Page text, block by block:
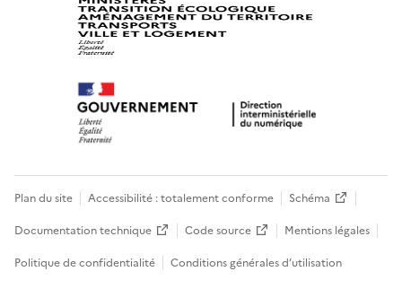
Plan du site Accessibilité : totalement conforme
Schéma
Documentation technique
Code source
Mentions légales
Politique de confidentialité
Conditions générales d’utilisation